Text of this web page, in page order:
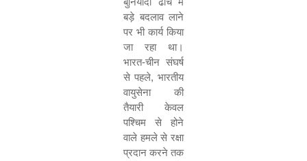
बड़े बदलाव लाने
पर भी कार्य किया
जा रहा था।
भारत-चीन संघर्ष
से पहले, भारतीय
वायुसेना की
तैयारी केवल
पश्चिम से होने
वाले हमले से रक्षा
प्रदान करने तक